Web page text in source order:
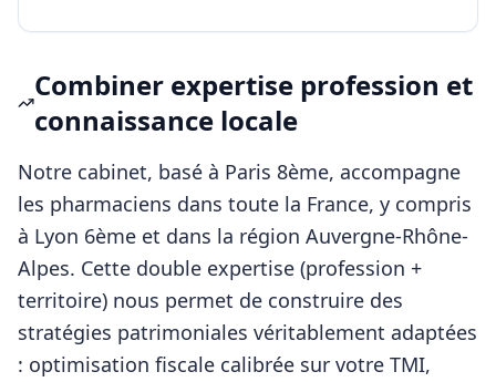
Combiner expertise profession et
connaissance locale
Notre cabinet, basé à Paris 8ème, accompagne
les pharmaciens dans toute la France, y compris
à Lyon 6ème et dans la région Auvergne-Rhône-
Alpes. Cette double expertise (profession +
territoire) nous permet de construire des
stratégies patrimoniales véritablement adaptées
: optimisation fiscale calibrée sur votre TMI,